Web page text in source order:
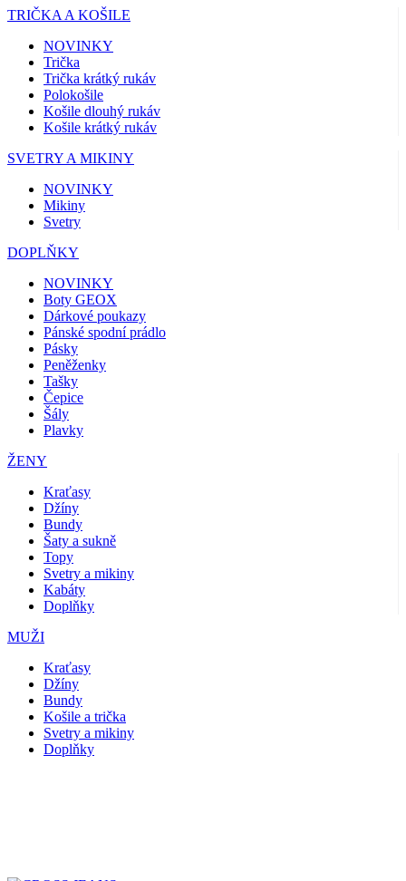
TRIČKA A KOŠILE
NOVINKY
Trička
Trička krátký rukáv
Polokošile
Košile dlouhý rukáv
Košile krátký rukáv
SVETRY A MIKINY
NOVINKY
Mikiny
Svetry
DOPLŇKY
NOVINKY
Boty GEOX
Dárkové poukazy
Pánské spodní prádlo
Pásky
Peněženky
Tašky
Čepice
Šály
Plavky
ŽENY
Kraťasy
Džíny
Bundy
Šaty a sukně
Topy
Svetry a mikiny
Kabáty
Doplňky
MUŽI
Kraťasy
Džíny
Bundy
Košile a trička
Svetry a mikiny
Doplňky